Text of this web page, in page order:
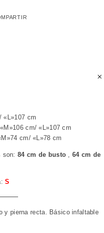
«L»107 cm
cm/ «L»107 cm
cm/ «L»78 cm
son:84 cm de busto ,64 cm de
S
y pierna recta. Básico infaltable